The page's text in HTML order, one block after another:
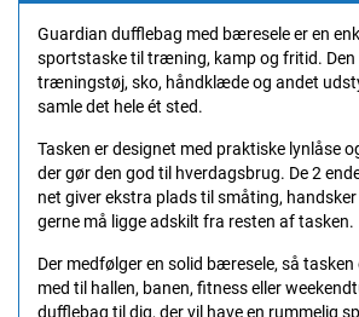
Guardian dufflebag med bæresele er en
sportstaske til træning, kamp og fritid. Den
træningstøj, sko, håndklæde og andet
samle det hele ét sted.
Tasken er designet med praktiske lynlåse
der gør den god til hverdagsbrug. De 2
net giver ekstra plads til småting,
gerne må ligge adskilt fra resten af tasken.
Der medfølger en solid bæresele, så
med til hallen, banen, fitness eller
dufflebag til dig, der vil have en rummelig